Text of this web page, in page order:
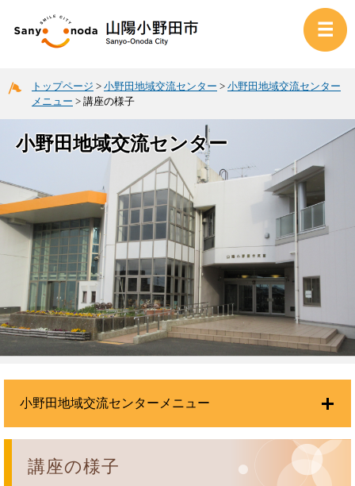
トップページ > 小野田地域交流センター > 小野田地域交流センター
メニュー > 講座の様子
小野田地域交流センター
講座の様子
小野田地域交流センターメニュー